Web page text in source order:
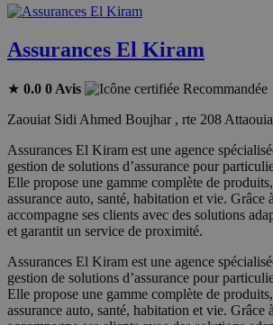
Assurances El Kiram
★ 0.0 0 Avis
Recommandée
Zaouiat Sidi Ahmed Boujhar , rte 208
Assurances El Kiram est une agence
gestion de solutions d’assurance pour
Elle propose une gamme complète de
assurance auto, santé, habitation et vie. Grâce
accompagne ses clients avec des solutions
et garantit un service de proximité.
Assurances El Kiram est une agence
gestion de solutions d’assurance pour
Elle propose une gamme complète de
assurance auto, santé, habitation et vie. Grâce